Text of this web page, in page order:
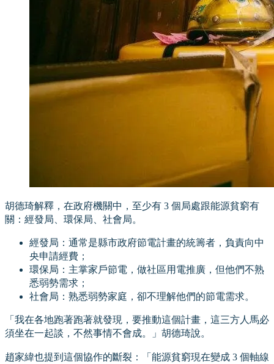
胡德琦解釋，在政府機關中，至少有 3 個局處跟能源貧窮有
關：經發局、環保局、社會局。
經發局：通常是縣市政府節電計畫的統籌者，負責向中
央申請經費；
環保局：主掌家戶節電，做社區用電推廣，但他們不熟
悉弱勢需求；
社會局：熟悉弱勢家庭，卻不理解他們的節電需求。
「我在各地跑著跑著就發現，要推動這個計畫，這三方人馬必
須坐在一起談，不然事情不會成。」胡德琦說。
趙家緯也提到這個協作的斷裂：「能源貧窮現在變成 3 個軸線